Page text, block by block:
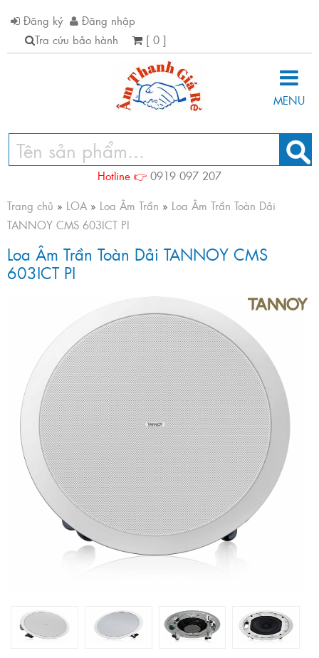
Đăng ký
Đăng nhập
Tra cứu bảo hành
[ 0 ]
MENU
Hotline 👉 0919 097 207
Trang chủ » LOA » Loa Âm Trần » Loa Âm Trần Toàn Dải
TANNOY CMS 603ICT PI
Loa Âm Trần Toàn Dải TANNOY CMS
603ICT PI